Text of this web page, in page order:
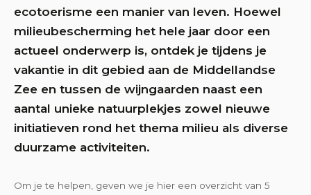
ecotoerisme een manier van leven. Hoewel
milieubescherming het hele jaar door een
actueel onderwerp is, ontdek je tijdens je
vakantie in dit gebied aan de Middellandse
Zee en tussen de wijngaarden naast een
aantal unieke natuurplekjes zowel nieuwe
initiatieven rond het thema milieu als diverse
duurzame activiteiten.
Om je te helpen, geven we je hier een overzicht van 5